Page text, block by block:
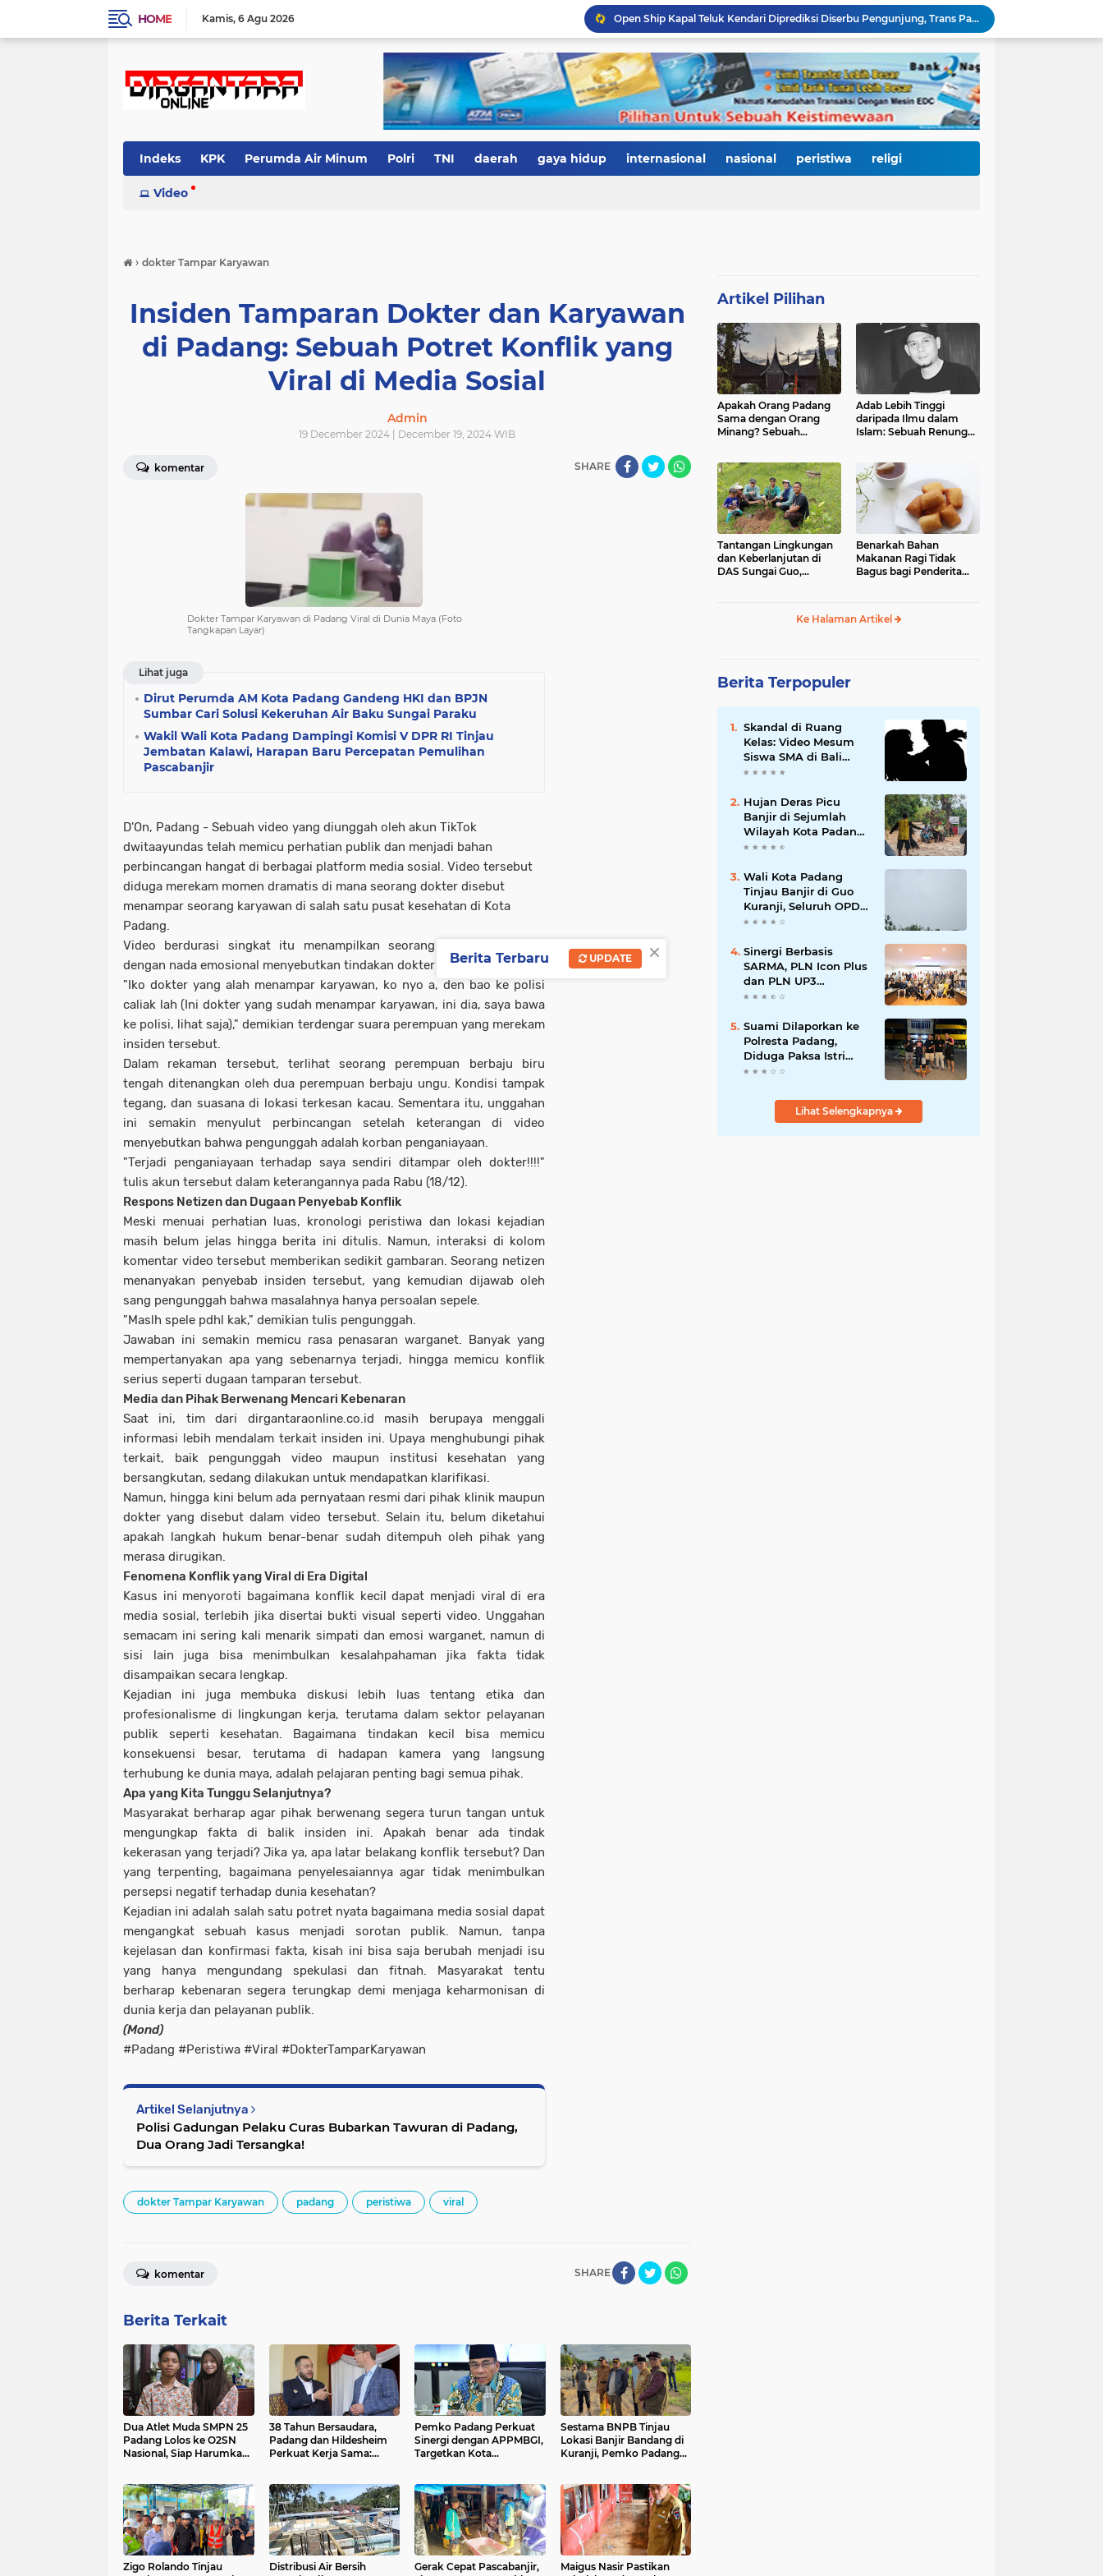
HOME Kamis 6 Agu 2026
Tak Gentar Medan Ekstrem, Tim Trisula Polres Solok Selatan Sisir Sungai Bangko, Police Line Dipasang di Lokasi Dugaan Tambang Emas Ilegal
Depan SMAN 2 Payakumbuh Jadi Lokasi Penangkapan, Satresnarkoba Amankan Terduga Penyalahguna Narkotika dengan Barang Bukti 12,58 Gram Ganja
Merah Putih Berkibar, 500 Bendera Dibagikan untuk Menyalakan Semangat Kemerdekaan di Dharmasraya
Janji Bupati Annisa Mulai Terwujud, Pemkab Dharmasraya Benahi Jalan Pulau Punjung–Kampung Surau Sepanjang 5,6 Kilometer
Sambut HJK ke-357, Pemko Padang dan Kodaeral II Satukan Kekuatan Bersihkan Batang Arau, Gelar Bakti Sosial hingga Donor Darah untuk Warga
Dirut Perumda AM Kota Padang Gandeng HKI dan BPJN Sumbar Cari Solusi Kekeruhan Air Baku Sungai Paraku
3.000 Mahasiswa Baru UNP Ikuti Police Goes To Campus, Ditlantas Polda Sumbar Tanamkan Budaya Tertib Berlalu Lintas Sejak Hari Pertama Kuliah
Indeks KPK Perumda Air Minum Polri TNI daerah gaya hidup internasional nasional peristiwa religi
Video
› dokter Tampar Karyawan
Insiden Tamparan Dokter dan Karyawan
di Padang: Sebuah Potret Konflik yang
Viral di Media Sosial
Admin
19 December 2024 | December 19, 2024 WIB
komentar SHARE
Dokter Tampar Karyawan di Padang Viral di Dunia Maya (Foto
Tangkapan Layar)
Lihat juga
Dirut Perumda AM Kota Padang Gandeng HKI dan BPJN
Sumbar Cari Solusi Kekeruhan Air Baku Sungai Paraku
Wakil Wali Kota Padang Dampingi Komisi V DPR RI Tinjau
Jembatan Kalawi, Harapan Baru Percepatan Pemulihan
Pascabanjir
D'On, Padang - Sebuah video yang diunggah oleh akun TikTok
dwitaayundas telah memicu perhatian publik dan menjadi bahan
perbincangan hangat di berbagai platform media sosial. Video tersebut
diduga merekam momen dramatis di mana seorang dokter disebut
menampar seorang karyawan di salah satu pusat kesehatan di Kota
Padang.
Video berdurasi singkat itu menampilkan seorang perempuan yang
dengan nada emosional menyebutkan tindakan dokter tersebut.
"Iko dokter yang alah menampar karyawan, ko nyo a, den bao ke polisi
caliak lah (Ini dokter yang sudah menampar karyawan, ini dia, saya bawa
ke polisi, lihat saja)," demikian terdengar suara perempuan yang merekam
insiden tersebut.
Dalam rekaman tersebut, terlihat seorang perempuan berbaju biru
tengah ditenangkan oleh dua perempuan berbaju ungu. Kondisi tampak
tegang, dan suasana di lokasi terkesan kacau. Sementara itu, unggahan
ini semakin menyulut perbincangan setelah keterangan di video
menyebutkan bahwa pengunggah adalah korban penganiayaan.
"Terjadi penganiayaan terhadap saya sendiri ditampar oleh dokter!!!!"
tulis akun tersebut dalam keterangannya pada Rabu (18/12).
Respons Netizen dan Dugaan Penyebab Konflik
Meski menuai perhatian luas, kronologi peristiwa dan lokasi kejadian
masih belum jelas hingga berita ini ditulis. Namun, interaksi di kolom
komentar video tersebut memberikan sedikit gambaran. Seorang netizen
menanyakan penyebab insiden tersebut, yang kemudian dijawab oleh
sang pengunggah bahwa masalahnya hanya persoalan sepele.
"Maslh spele pdhl kak," demikian tulis pengunggah.
Jawaban ini semakin memicu rasa penasaran warganet. Banyak yang
mempertanyakan apa yang sebenarnya terjadi, hingga memicu konflik
serius seperti dugaan tamparan tersebut.
Media dan Pihak Berwenang Mencari Kebenaran
Saat ini, tim dari dirgantaraonline.co.id masih berupaya menggali
informasi lebih mendalam terkait insiden ini. Upaya menghubungi pihak
terkait, baik pengunggah video maupun institusi kesehatan yang
bersangkutan, sedang dilakukan untuk mendapatkan klarifikasi.
Namun, hingga kini belum ada pernyataan resmi dari pihak klinik maupun
dokter yang disebut dalam video tersebut. Selain itu, belum diketahui
apakah langkah hukum benar-benar sudah ditempuh oleh pihak yang
merasa dirugikan.
Fenomena Konflik yang Viral di Era Digital
Kasus ini menyoroti bagaimana konflik kecil dapat menjadi viral di era
media sosial, terlebih jika disertai bukti visual seperti video. Unggahan
semacam ini sering kali menarik simpati dan emosi warganet, namun di
sisi lain juga bisa menimbulkan kesalahpahaman jika fakta tidak
disampaikan secara lengkap.
Kejadian ini juga membuka diskusi lebih luas tentang etika dan
profesionalisme di lingkungan kerja, terutama dalam sektor pelayanan
publik seperti kesehatan. Bagaimana tindakan kecil bisa memicu
konsekuensi besar, terutama di hadapan kamera yang langsung
terhubung ke dunia maya, adalah pelajaran penting bagi semua pihak.
Apa yang Kita Tunggu Selanjutnya?
Masyarakat berharap agar pihak berwenang segera turun tangan untuk
mengungkap fakta di balik insiden ini. Apakah benar ada tindak
kekerasan yang terjadi? Jika ya, apa latar belakang konflik tersebut? Dan
yang terpenting, bagaimana penyelesaiannya agar tidak menimbulkan
persepsi negatif terhadap dunia kesehatan?
Kejadian ini adalah salah satu potret nyata bagaimana media sosial dapat
mengangkat sebuah kasus menjadi sorotan publik. Namun, tanpa
kejelasan dan konfirmasi fakta, kisah ini bisa saja berubah menjadi isu
yang hanya mengundang spekulasi dan fitnah. Masyarakat tentu
berharap kebenaran segera terungkap demi menjaga keharmonisan di
dunia kerja dan pelayanan publik.
(Mond)
#Padang #Peristiwa #Viral #DokterTamparKaryawan
Artikel Selanjutnya
Polisi Gadungan Pelaku Curas Bubarkan Tawuran di Padang,
Dua Orang Jadi Tersangka!
dokter Tampar Karyawan padang peristiwa viral
SHARE
komentar
Berita Terkait
Dua Atlet Muda SMPN 25
Padang Lolos ke O2SN
Nasional, Siap Harumkan
38 Tahun Bersaudara,
Padang dan Hildesheim
Perkuat Kerja Sama:
Pariwisata Hijau hingga
SDM Berkelas Dunia
Pemko Padang Perkuat
Sinergi dengan APPMBGI,
Targetkan Kota
Gratis
Sestama BNPB Tinjau
Lokasi Banjir Bandang di
Kuranji, Pemko Padang
dan Rehabilitasi
Pascabencana
Zigo Rolando Tinjau
Distribusi Air Bersih
Gerak Cepat Pascabanjir,
Maigus Nasir Pastikan
Artikel Pilihan
Apakah Orang Padang
Sama dengan Orang
Minang? Sebuah
Adab Lebih Tinggi
daripada Ilmu dalam
Islam: Sebuah Renungan
Tantangan Lingkungan
dan Keberlanjutan di
DAS Sungai Guo,
Benarkah Bahan
Makanan Ragi Tidak
Bagus bagi Penderita
Ke Halaman Artikel
Berita Terpopuler
Skandal di Ruang
Kelas: Video Mesum
Siswa SMA di Bali
Viral, Hukuman dan
Mengikuti
Hujan Deras Picu
Banjir di Sejumlah
Wilayah Kota Padang,
Warga Dievakuasi dan
Banjir Susulan
Wali Kota Padang
Tinjau Banjir di Guo
Kuranji, Seluruh OPD
Disiagakan dan
Dipercepat
Sinergi Berbasis
SARMA, PLN Icon Plus
dan PLN UP3
Tanjungpinang
Strategis
Suami Dilaporkan ke
Polresta Padang,
Diduga Paksa Istri
Layani Pria Lain
Lihat Selengkapnya
×
Berita Terbaru UPDATE